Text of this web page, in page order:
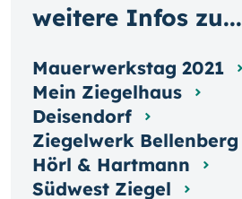
weitere Infos zu...
Mauerwerkstag 2021
Mein Ziegelhaus
Deisendorf
Ziegelwerk Bellenberg
Hörl & Hartmann
Südwest Ziegel